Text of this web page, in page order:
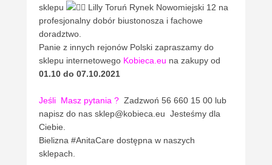
sklepu
Lilly Toruń Rynek Nowomiejski 12 na
profesjonalny dobór biustonosza i fachowe
doradztwo.
Panie z innych rejonów Polski zapraszamy do
sklepu internetowego Kobieca.eu na zakupy od
01.10 do 07.10.2021
Jeśli Masz pytania ? Zadzwoń 56 660 15 00 lub
napisz do nas sklep@kobieca.eu Jesteśmy dla
Ciebie.
Bielizna #AnitaCare dostępna w naszych
sklepach.